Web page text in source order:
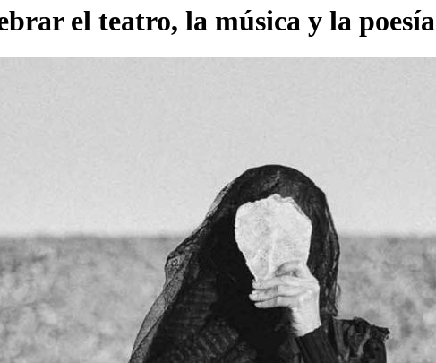
el teatro, la música y la poesía